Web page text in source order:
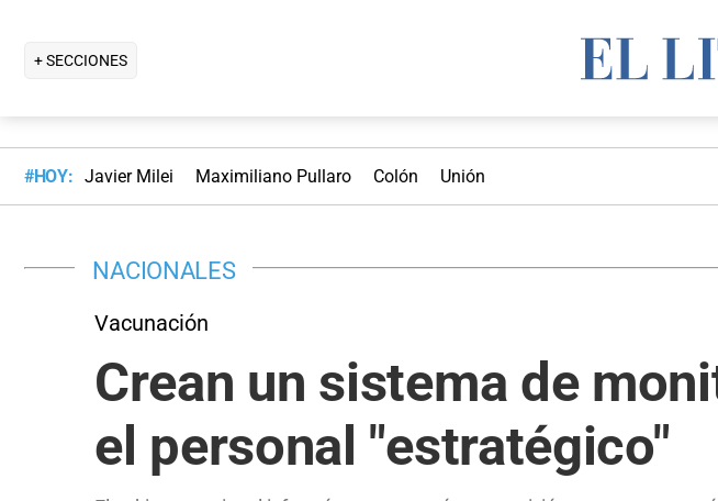
+ SECCIONES
#HOY: Javier Milei Maximiliano Pullaro Colón Unión
NACIONALES
Vacunación
Crean un sistema de
el personal "estratégico"